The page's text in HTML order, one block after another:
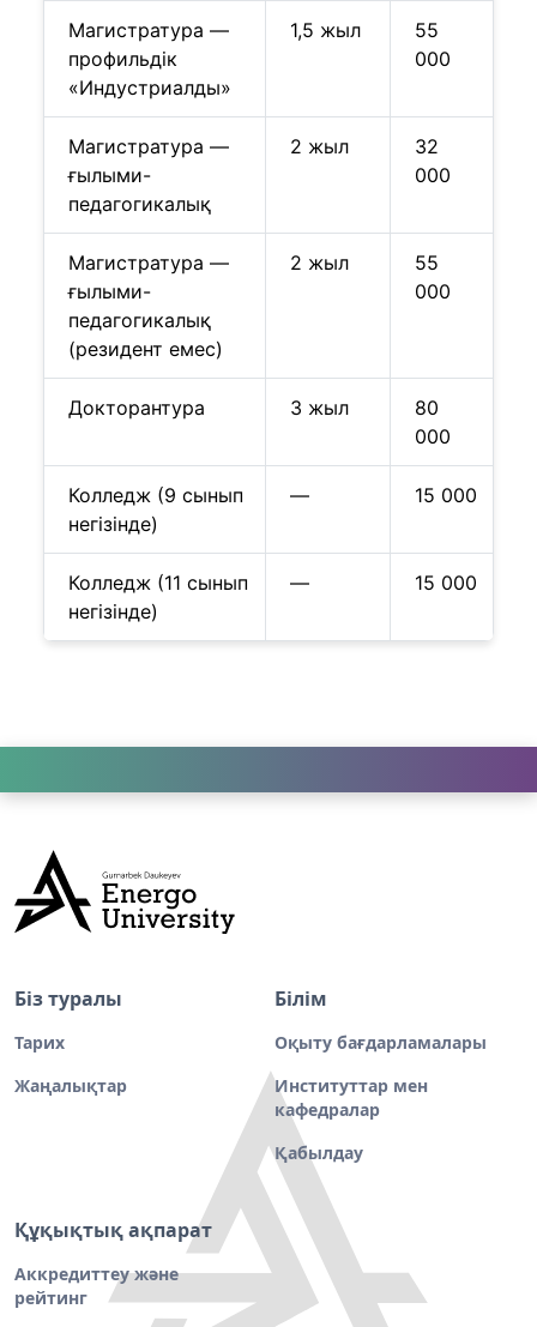
Магистратура —
профильдік
«Индустриалды»
1,5 жыл
55
000
Магистратура —
ғылыми-
педагогикалық
2 жыл
32
000
Магистратура —
ғылыми-
педагогикалық
(резидент емес)
2 жыл
55
000
Докторантура 3 жыл
80
000
Колледж (9 сынып
негізінде)
— 15 000
Колледж (11 сынып
негізінде)
— 15 000
Біз туралы
Тарих
Жаңалықтар
Білім
Оқыту бағдарламалары
Институттар мен
кафедралар
Қабылдау
Құқықтық ақпарат
Аккредиттеу және
рейтинг